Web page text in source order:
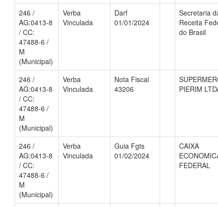
246 /
AG:0413-8
/ CC:
47488-6 /
M
(Municipal)
Verba
Vinculada
Darf
01/01/2024
Secretaria
Receita
do Brasil
246 /
AG:0413-8
/ CC:
47488-6 /
M
(Municipal)
Verba
Vinculada
Nota Fiscal
43206
PIERIM
246 /
AG:0413-8
/ CC:
47488-6 /
M
(Municipal)
Verba
Vinculada
Guia Fgts
01/02/2024
CAIXA
FEDERAL